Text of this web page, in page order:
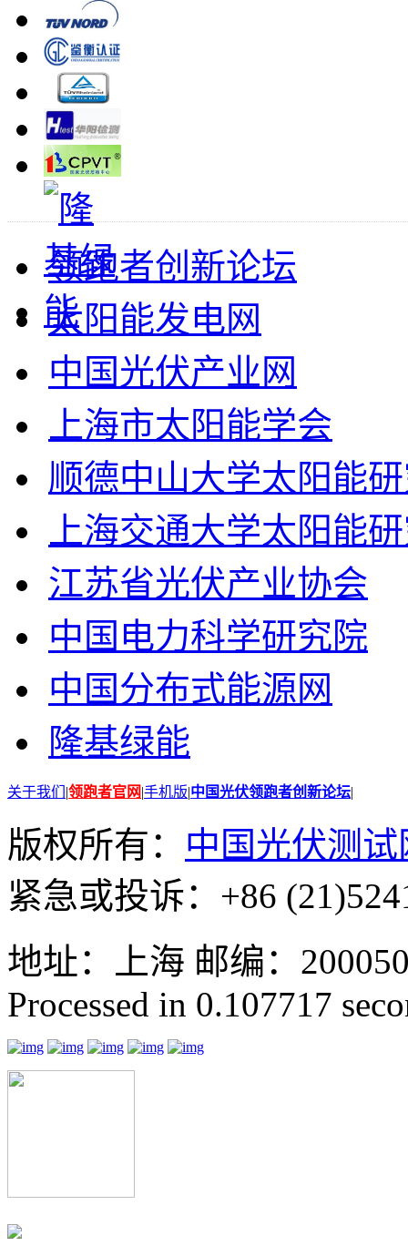
领跑者创新论坛
太阳能发电网
中国光伏产业网
上海市太阳能学会
顺德中山大学太阳能
上海交通大学太阳能
江苏省光伏产业协会
中国电力科学研究院
中国分布式能源网
隆基绿能
关于我们 |领跑者官网|手机版|中国光伏领跑者创新论坛|
版权所有： 中国光伏测试
紧急或投诉：+86
地址：上海 邮编：
Processed in 0.107717